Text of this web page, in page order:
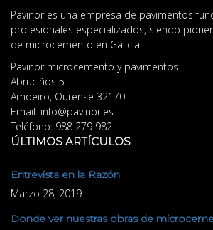
Pavinor es una empresa de pavimentos
profesionales especializados, siendo
de microcemento en Galicia
Pavinor microcemento y pavimentos
Abruciños 5
Amoeiro, Ourense 32170
Email: info@pavinor.es
Teléfono: 988 279 982
ÚLTIMOS ARTÍCULOS
Entrevista en la Razón
Marzo 28, 2019
Donde ver nuestras obras de